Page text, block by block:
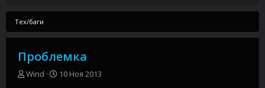
Тех/баги
Проблемка
А
Wind
Д10 Ноя 2013